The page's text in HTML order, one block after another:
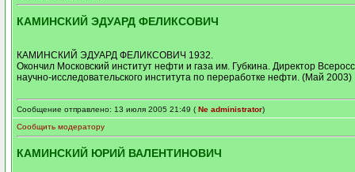
КАМИНСКИЙ ЭДУАРД ФЕЛИКСОВИЧ
КАМИНСКИЙ ЭДУАРД ФЕЛИКСОВИЧ 1932.
Окончил Московский институт нефти и газа им. Губкина. Директор
научно-исследовательского института по переработке нефти. (Май 2003)
Сообщение отправлено: 13 июля 2005 21:49 ( Ne administrator)
Сообщить модератору
КАМИНСКИЙ ЮРИЙ ВАЛЕНТИНОВИЧ